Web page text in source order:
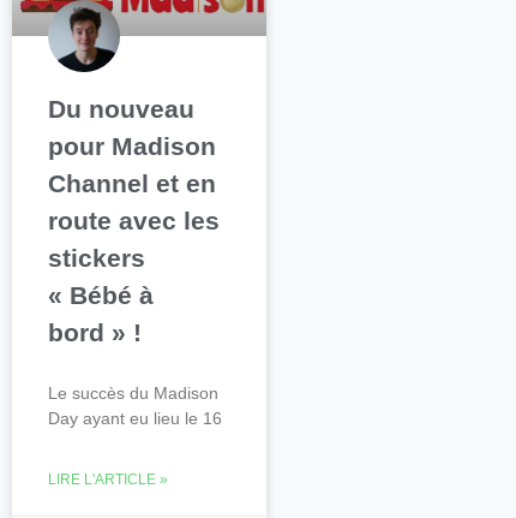
Du nouveau
pour Madison
Channel et en
route avec les
stickers
« Bébé à
bord » !
Le succès du Madison
Day ayant eu lieu le 16
LIRE L'ARTICLE »